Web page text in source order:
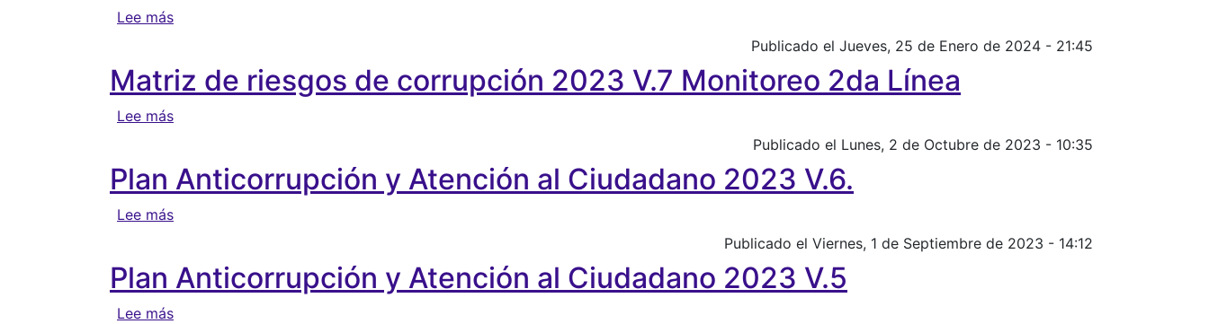
Lee mássobre Plan Anticorrupción y Atención al Ciudadano 2024 V.1
Publicado el Jueves, 25 de Enero de 2024 - 21:45
Matriz de riesgos de corrupción 2023 V.7 Monitoreo 2da Línea
Lee mássobre Matriz de riesgos de corrupción 2023 V.7 Monitoreo 2da Línea
Publicado el Lunes, 2 de Octubre de 2023 - 10:35
Plan Anticorrupción y Atención al Ciudadano 2023 V.6.
Lee mássobre Plan Anticorrupción y Atención al Ciudadano 2023 V.6.
Publicado el Viernes, 1 de Septiembre de 2023 - 14:12
Plan Anticorrupción y Atención al Ciudadano 2023 V.5
Lee mássobre Plan Anticorrupción y Atención al Ciudadano 2023 V.5